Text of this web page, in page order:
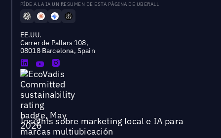
PÍDE A LA IA UN RESUMEN DE ESTA PÁGINA DE UBERALL
EE.UU.
Carrer de Pallars 108,
08018 Barcelona, Spain
Insights sobre marketing local e IA para
marcas multiubicación